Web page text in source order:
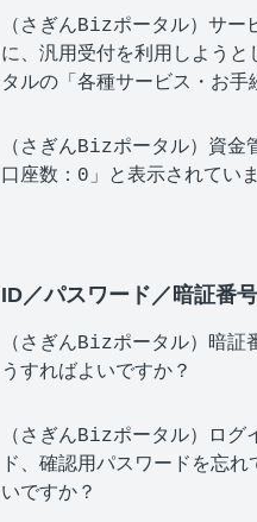
（さぎんBizポータル）サー
に、汎用受付を利用しよう
タルの「各種サービス・お手
（さぎんBizポータル）資金
口座数：0」と表示されていま
ID／パスワード／暗証番号
（さぎんBizポータル）暗証
うすればよいですか？
（さぎんBizポータル）ロ
ド、確認用パスワードを忘
いですか？